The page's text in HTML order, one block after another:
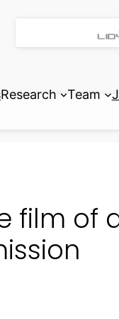
Research Team
film of